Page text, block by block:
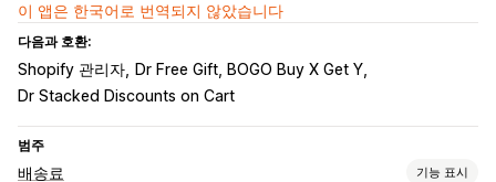
이 앱은 한국어로 번역되지 않았습니다
다음과 호환:
Shopify 관리자
Dr Free Gift, BOGO Buy X Get Y
Dr Stacked Discounts on Cart
범주
배송료 기능 표시